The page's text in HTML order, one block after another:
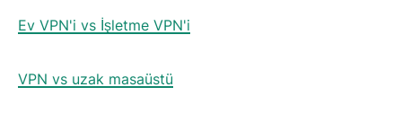
Ev VPN'i vs İşletme VPN'i
VPN vs uzak masaüstü